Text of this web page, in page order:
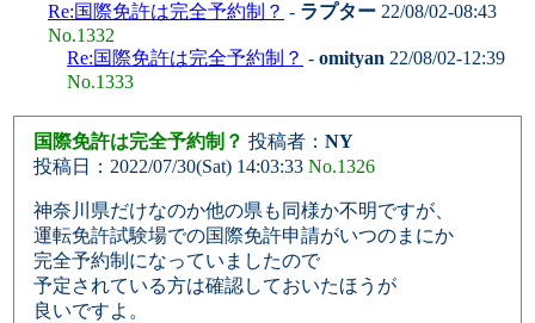
Re:国際免許は完全予約制？ - ラプター 22/08/02-08:43
No.1332
Re:国際免許は完全予約制？ - omityan 22/08/02-12:39
No.1333
国際免許は完全予約制？ 投稿者： NY
投稿日：2022/07/30(Sat) 14:03:33 No.1326
神奈川県だけなのか他の県も同様か不明ですが、
運転免許試験場での国際免許申請がいつのまにか
完全予約制になっていましたので
予定されている方は確認しておいたほうが
良いですよ。